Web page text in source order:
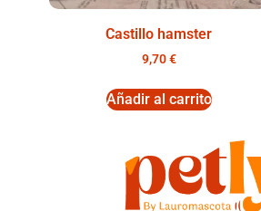
Castillo hamster
9,70€
Añadir al carrito